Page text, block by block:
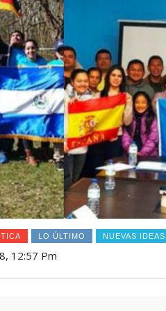
LO ÚLTIMO NUEVAS IDEAS
12:57 Pm